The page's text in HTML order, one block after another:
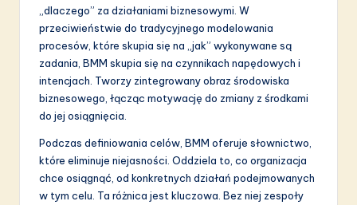
„dlaczego” za działaniami biznesowymi. W
przeciwieństwie do tradycyjnego modelowania
procesów, które skupia się na „jak” wykonywane są
zadania, BMM skupia się na czynnikach napędowych i
intencjach. Tworzy zintegrowany obraz środowiska
biznesowego, łącząc motywację do zmiany z środkami
do jej osiągnięcia.
Podczas definiowania celów, BMM oferuje słownictwo,
które eliminuje niejasności. Oddziela to, co organizacja
chce osiągnąć, od konkretnych działań podejmowanych
w tym celu. Ta różnica jest kluczowa. Bez niej zespoły